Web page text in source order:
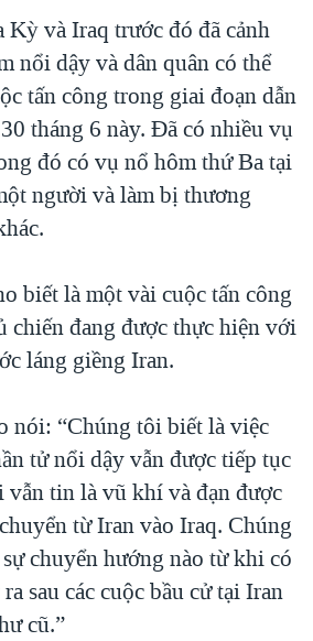
Kỳ và Iraq trước đó đã cảnh
nổi dậy và dân quân có thể
tấn công trong giai đoạn dẫn
tháng 6 này. Đã có nhiều vụ
đó có vụ nổ hôm thứ Ba tại
người và làm bị thương
biết là một vài cuộc tấn công
chiến đang được thực hiện với
láng giềng Iran.
nói: “Chúng tôi biết là việc
tử nổi dậy vẫn được tiếp tục
tin là vũ khí và đạn được
từ Iran vào Iraq. Chúng
chuyển hướng nào từ khi có
sau các cuộc bầu cử tại Iran
cũ.”